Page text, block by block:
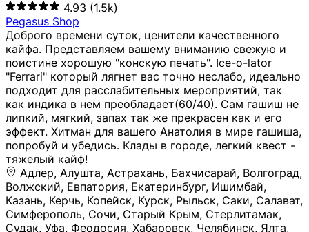
4.93 (1.5k)
Pegasus Shop
Доброго времени суток, ценители качественного
кайфа. Представляем вашему вниманию свежую и
поистине хорошую "конскую печать". Ice-o-lator
"Ferrari" который лягнет вас точно неслабо, идеально
подходит для расслабительных мероприятий, так
как индика в нем преобладает(60/40). Сам гашиш не
липкий, мягкий, запах так же прекрасен как и его
эффект. Хитман для вашего Анатолия в мире гашиша,
попробуй и убедись. Клады в городе, легкий квест -
тяжелый кайф!
Адлер, Алушта, Астрахань, Бахчисарай, Волгоград, Волжский, Евпатория, Екатеринбург, Ишимбай, Казань, Керчь, Копейск, Курск, Рыльск, Саки, Салават, Симферополь, Сочи, Старый Крым, Стерлитамак, Судак, Уфа, Феодосия, Хабаровск, Челябинск, Ялта, Джанкой, Новосибирск, Щёлкино, Санкт-Петербург, Мурманск, Сургут, Невинномысск, Черкесск, Усть-Лабинск, Геленджик, Ставрополь, Калуга, Елец, Лебедянь, Данков, Жуковский, Оренбург, Орск (Оренбургская область), Магнитогорск, Пермь, Зеленоград, Солнечногорск, Нижний Новгород, Лысково, Заволжье, Кстово, Балахна (Нижегородская область), Богородск, Бор (Нижегородская область), Саратов, Энгельс, Ижевск, Тюмень, Ростов-на-Дону, Шахты, Новочеркасск, Батайск, Аксай, Люберцы, Истра, Москва, Армавир, Краснодар, Магадан, Самара, Анапа, Славянск-на-Кубани, Чаплыгин, Липецк, Нижний Тагил, Орехово-Зуево, Усть-Джегута, Лянтор, Нефтеюганск, Пыть-Ях, Урень, Ветлуга, Шахунья, Новороссийск, Крымск, Тимашёвск, Тольятти, Воткинск, Звенигород, Руза, Можайск, Белгород, Воронеж, Соликамск, Нытва, Лысьва (Пермский край), Чусовой, Кунгур, Краснокамск, Миасс, Губаха, Тула, Новомосковск, Донской, Омск, Льгов, Мытищи, Королёв, Ивантеевка, Балашиха, Семилуки, Кудымкар, Старый Оскол, Оса (Пермский край), Одинцово (Московская область), Ханты-Мансийск, Лабинск, Темрюк, Курганинск, Белореченск (Краснодарский край), Алупкa, Губкин, Рязань, Калининград, Усть-Илимск, Фрязино, Минеральные Воды, Пятигорск, Кострома, Ярославль, Коркино, Верхняя Пышма, Подольск, Красноярск, Смоленск, Долгопрудный, Чебоксары, Калачинск, Канск, Киров (Кировская область), Вологда, Рославль, Владивосток, Обнинск, Балабаново (Калужская область), Малоярославец, Брянск, Видное, Ярцево, Вязьма, Гагарин, Приволжск, Фурманов, Чайковский, Кинешма, Горячий Ключ, Улан-Удэ, Туймазы, Дюртюли, Альметьевск, Нефтекамск, Хадыженск, Апшеронск, Майкоп, Уссурийск, Ульяновск, Гатчина, Луга (Ленинградская область), Надым, Ногинск, Электросталь, Железнодорожный (Московская область), Бутурлиновка, Кириллов, Краснознаменск (Калиниградская область), Мышкин, Томмот, Холм, Абакан, Абдулино, Агидель, Агрыз, Адыгейск, Азнакаево, Алатырь, Алдан, Алейск, Александров, Александровск, Алексеевка (Белгородская обл.), Алексин, Амурск, Анадырь, Ангарск, Андреаполь, Анжеро-Судженск, Анива, Апатиты, Арамиль, Ардон, Арзамас, Аркадак, Арсеньев, Артём, Артёмовский, Архангельск, Асбест, Асино, Аткарск, Ахтубинск, Аша, Бабаево (Вологодская область), Бавлы (Республика Татарстан), Байкальск, Бакал, Баксан, Балаклава, Балаково (Саратовская область), Балашов (Саратовская область), Балтийск, Барабинск, Барнаул, Барыш (Ульяновская область), Бежецк, Белая Калитва (Ростовская область), Белебей, Белогорск (Крым), Белозерск, Белокуриха, Беломорск, Белоозёрский (Московская область), Белорецк (Республика Башкортостан), Кызыл, Белоярский (Ханты-Мансийский АО), Бердск, Березники (Пермский край), Берёзовский (Кемеровская область), Берёзовский (Свердловская область), Беслан, Бийск, Бикин, Билибино, Биробиджан, Благовещенск (Амурская область), Благовещенск (Башкортостан), Бобров, Богородицк, Боготол, Богучар, Бокситогорск (Ленинградская область), Бологое (Тверская область), Болхов, Большой Камень (Приморский край), Борисоглебск (Воронежская область), Боровичи (Новгородская область), Боровск, Бородино, Братск, Бронницы (Московская область), Бугульма (Республика Татарстан), Бугуруслан (Оренбургская область), Буинск, Буй, Буйнакск, Валдай, Валуйки, Велиж, Великие Луки, Великий Новгород, Великий Устюг, Вельск, Венёв, Верещагино, Верхнеуральск, Верхний Уфалей, Верхняя Салда, Верхняя Тура, Весьегонск, Вилючинск, Вихоревка, Вичуга, Владикавказ, Волгодонск, Волгореченск, Володарск, Волосово, Волчанск, Вольск, Воркута, Ворсма, Всеволожск (Ленинградская область), Вуктыл, Выкса, Высоковск, Высоцк, Вытегра, Вышний Волочёк, Вяземский, Вязники, Вятские Поляны, Нея, Шилка, Гаврилов Посад, Гаврилов-Ям, Гай, Галич, Гдов, Голицыно, Горно-Алтайск, Горнозаводск, Горняк, Городец, Гороховец, Гремячинск, Грозный, Грязи, Грязовец, Губкинский, Гуково, Гулькевичи, Гурьевск (Калининградская область), Гурьевск (Кемеровская область), Гусев, Гусь-Хрустальный, Давлеканово, Далматово, Дальнегорск, Дегтярск, Дедовск, Демидов, Дербент, Десногорск, Дзержинск, Дзержинский (Московская область), Дивногорск, Димитровград, Дмитровск, Дно, Добрянка, Долинск, Домодедово, Донецк (ДНР), Дорогобуж, Дрезна, Дубна, Дудинка, Духовщина, Дятьково, Егорьевск, Елабуга, Елизово, Ельня (Будет изменено название), Емва, Енисейск, Ермолино, Ершов, Ессентуки, Ефремов, Железноводск, Железногорск (Красноярский край), Железногорск (Курская область), Железногорск-Илимский, Жигулёвск, Жиздра, Жирновск, Жуков, Жуковка, Заводоуковск, Заволжск, Задонск, Заинск, Заозёрный, Заозёрск, Западная Двина, Заполярный, Зарайск, Заречный (Пензенская область), Заречный (Свердловская область), Заринск, Звенигово, Зверево, Зеленогорск ( Ленинградская обл. ), Зеленоградск, Зеленодольск, Зеленокумск, Зерноград, Зима, Змеиногорск, Зубцов, Ивангород, Иваново, Ивдель, Избербаш, Изобильный, Иланский, Инза, Инкерман, Инта, Ипатово, Искитим, Йошкар-Ола, Кадников, Калач, Калач-на-Дону, Калининск, Калтан, Калязин, Камбарка, Каменка (Пензенская область), Каменногорск (Ленинградская область), Каменск-Уральский, Каменск-Шахтинский, Камень-на-Оби, Камешково, Камышин, Канаш, Кандалакша, Карабаново, Карабаш, Карачаевск, Каргат, Каргополь, Карпинск, Карталы, Касимов, Касли, Каспийск, Катав-Ивановск, Катайск, Качканар, Кашин, Кашира, Кемерово, Кемь, Кизел, Кизилюрт, Кизляр, Кимовск, Кимры, Кингисепп, Кинель, Киреевск, Киренск, Киржач, Кириши, Кирово-Чепецк, Кировск (Ленинградская область), Кировск (Мурманская область), Кирсанов, Киселёвск, Кисловодск, Климовск, Клинцы, Княгинино, Ковдор, Ковров, Когалым, Козельск, Козьмодемьянск, Кола, Кологрив, Колпашево, Колпино, Кольчугино, Комсомольск, Комсомольск-на-Амуре, Конаково, Кондопога, Кондрово, Константиновск, Кораблино, Кореновск, Корсаков, Коряжма, Костерёво, Костомукша, Котельники, Котельниково, Котельнич, Котлас, Котовск, Кохма, Красноармейск (Московская область), Краснозаводск, Краснознаменск (Московская область), Краснокаменск, Краснослободск (Волгоградская область), Краснотурьинск, Красноуральск, Красный Сулин, Кремёнки, Кропоткин, Кубинка, Кувшиново (Тверская область), Кудрово, Кулебаки, Кумертау, Курлово, Куровское, Куртамыш, Курчатов, Куса, Кушва, Кыштым, Лабытнанги, Лагань, Лаишево (Республика Татарстан), Лакинск, Лангепас, Лахденпохья, Ленинск-Кузнецкий, Ленск (Республика Саха), Лермонтов (Ставропольский край), Лесозаводск (Приморский край), Лесосибирск, Ливны (Орловская область), Ликино-Дулёво, Липки (Тульская область), Лиски (Воронежская область), Лихославль, Лодейное Поле, Ломоносов (Санкт-Петербург), Лосино-Петровский, Лукоянов, Луховицы, Лыткарино, Любань (Ленинградская область), Любим, Людиново, Магас, Майский, Макаров, Малая Вишера, Малгобек, Мамадыш, Мамоново, Мантурово, Маркс, Махачкала, Мглин, Мегион, Медвежьегорск, Медногорск, Медынь, Меленки, Мелеуз, Менделеевск, Мещовск, Микунь, Миллерово, Минусинск, Миньяр, Мирный (Архангельская область), Мирный (Якутия), Михайловка (Город), Михайловск (Свердловская область), Михайловск (Ставропольский край), Могоча, Можга, Моздок, Мончегорск, Морозовск, Моршанск, Мосальск, Муравленко, Мурино, Муром, Мценск, Мыски, Набережные Челны, Навашино (Нижегородская область), Назарово (Красноярский край), Назрань, Нальчик, Наро-Фоминск, Нарткала, Нарьян-Мар, Находка, Невель (Псковская область), Невельск, Невьянск, Нелидово (Тверская область), Неман, Нерехта (Костромская область), Нерюнгри, Нестеров, Нефтегорск (Самарская область), Нефтекумск, Нижневартовск, Нижнекамск (Республика Татарстан), Нижнеудинск, Нижние Серги, Нижний Ломов, Нижняя Тура, Николаевск-на-Амуре, Никольск (Вологодская область), Никольск (Пензенская область), Новая Ладога, Новая Ляля, Новоалександровск, Новоалтайск, Нововоронеж, Новодвинск, Новозыбков, Новокубанск, Новокуйбышевск, Новомичуринск, Новопавловск, Новоржев, Новосокольники, Новотроицк, Новоульяновск, Новоуральск, Новохопёрск, Новочебоксарск, Новошахтинск, Новый Оскол, Новый Уренгой, Норильск, Нурлат, Нягань, Нязепетровск, Няндома, Облучье, Обоянь, Озёрск (Калининградская область), Озёрск (Челябинская область), Озёры, Октябрьск (Самарская область), Октябрьский (Башкортостан), Окуловка (Новгородская область), Оленегорск, Олонец, Онега, Опочка, Осинники, Осташков, Остров, Острогожск, Отрадный, Оха, Павлово, Павловск (Воронежская область), Павловск (Санкт-Петербург), Павловский Посад, Партизанск, Певек, Пенза, Первоуральск, Перевоз, Пересвет, Переславль-Залесский, Пестово (Новгородская область), Петрозаводск, Петропавловск-Камчатский, Печоры, Пикалёво, Пионерский, Питкяранта, Плавск, Плёс, Подпорожье, Покачи, Покров, Покровск, Полесск, Полысаево, Полярные Зори, Полярный, Поронайск, Порхов, Похвистнево, Почеп, Починок, Пошехонье, Правдинск, Приморск (Калининградская область), Приморско-Ахтарск, Приозерск, Прокопьевск, Протвино, Прохладный, Пугачёв, Пудож, Пустошка, Пушкино, Пущино, Пыталово, Радужный (Владимирская область), Радужный (Ханты-Мансийский АО), Райчихинск, Раменское, Рассказово, Ревда, Реж, Реутов, Родники, Россошь, Ростов (Ярославская обл.), Рошаль, Ртищево, Рубцовск, Рузаевка, Рыбинск, Рыбное, Ряжск, Салехард, Сальск, Саранск, Сарапул, Саров, Сасово, Сатка, Сафоново, Саяногорск, Саянск, Светлогорск, Светлоград, Светлый, Светогорск (Ленинградская область), Свободный, Себеж, Северобайкальск, Северодвинск, Североуральск, Сегежа, Семикаракорск, Сенгилей, Серафимович, Сергач, Сергиев Посад, Сердобск, Сертолово (Ленинградская область), Сестрорецк (Ленинградская область), Сибай, Скопин, Славгород, Сланцы, Слободской, Слюдянка, Собинка, Советск (Кировская область), Советск (Калининградская область), Советск (Тульская область), Советская Гавань, Советский (Ханты-Мансийский АО), Сокол (Вологодская область), Солигалич, Соль-Илецк, Сольцы, Сортавала, Сосенский, Сосновоборск, Сосновый Бор (Ленинградская область), Сосногорск, Спас-Клепики, Спасск-Рязанский, С